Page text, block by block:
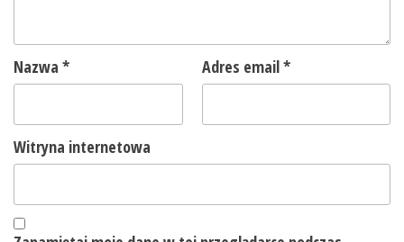
Nazwa * Adres email*
Witryna internetowa